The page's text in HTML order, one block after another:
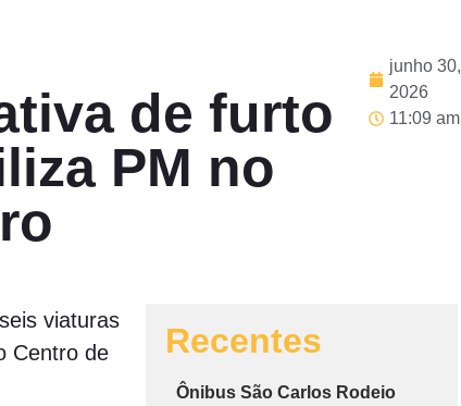
de furto
PM no
junho 30,
2026
11:09 am
viaturas
Centro de
Recentes
Ônibus São Carlos Rodeio